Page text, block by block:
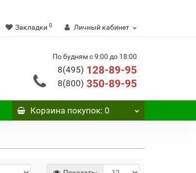
Закладки 0 Личный кабинет
По будням с 9:00 до 18:00
8(495) 128-89-95
8(800) 350-89-95
Корзинапокупок: 0